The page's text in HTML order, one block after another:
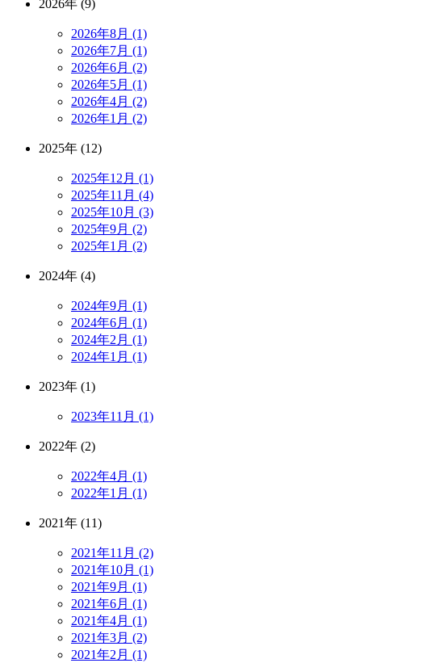
2026年 (9)
2026年8月 (1)
2026年7月 (1)
2026年6月 (2)
2026年5月 (1)
2026年4月 (2)
2026年1月 (2)
2025年 (12)
2025年12月 (1)
2025年11月 (4)
2025年10月 (3)
2025年9月 (2)
2025年1月 (2)
2024年 (4)
2024年9月 (1)
2024年6月 (1)
2024年2月 (1)
2024年1月 (1)
2023年 (1)
2023年11月 (1)
2022年 (2)
2022年4月 (1)
2022年1月 (1)
2021年 (11)
2021年11月 (2)
2021年10月 (1)
2021年9月 (1)
2021年6月 (1)
2021年4月 (1)
2021年3月 (2)
2021年2月 (1)